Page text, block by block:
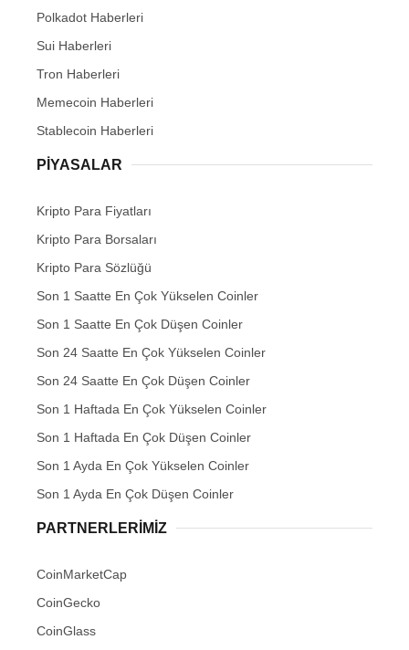
Polkadot Haberleri
Sui Haberleri
Tron Haberleri
Memecoin Haberleri
Stablecoin Haberleri
PIYASALAR
Kripto Para Fiyatları
Kripto Para Borsaları
Kripto Para Sözlüğü
Son 1 Saatte En Çok Yükselen Coinler
Son 1 Saatte En Çok Düşen Coinler
Son 24 Saatte En Çok Yükselen Coinler
Son 24 Saatte En Çok Düşen Coinler
Son 1 Haftada En Çok Yükselen Coinler
Son 1 Haftada En Çok Düşen Coinler
Son 1 Ayda En Çok Yükselen Coinler
Son 1 Ayda En Çok Düşen Coinler
PARTNERLERIMIZ
CoinMarketCap
CoinGecko
CoinGlass